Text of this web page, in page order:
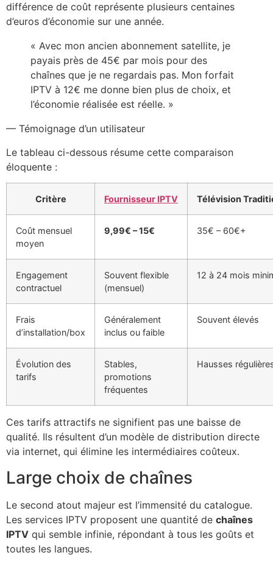
différence de coût représente plusieurs centaines
d’euros d’économie sur une année.
« Avec mon ancien abonnement satellite, je
payais près de 45€ par mois pour des
chaînes que je ne regardais pas. Mon forfait
IPTV à 12€ me donne bien plus de choix, et
l’économie réalisée est réelle. »
— Témoignage d’un utilisateur
Le tableau ci-dessous résume cette comparaison
éloquente :
Critère Fournisseur IPTV Télévision
Coût mensuel
moyen
9,99€ – 15€ 35€ – 60€+
Engagement
contractuel
Souvent flexible
(mensuel)
12 à 24 mois
Frais
d’installation/box
Généralement
inclus ou faible
Souvent élevés
Évolution des
tarifs
Stables,
promotions
fréquentes
Hausses
Ces tarifs attractifs ne signifient pas une baisse de
qualité. Ils résultent d’un modèle de distribution directe
via internet, qui élimine les intermédiaires coûteux.
Large choix de chaînes
Le second atout majeur est l’immensité du catalogue.
Les services IPTV proposent une quantité de chaînes
IPTV qui semble infinie, répondant à tous les goûts et
toutes les langues.